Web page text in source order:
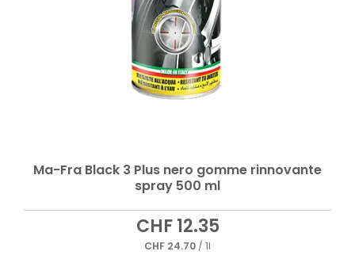
Ma-Fra Black 3 Plus nero gomme rinnovante
spray 500 ml
CHF12.35
CHF 24.70 / 1l